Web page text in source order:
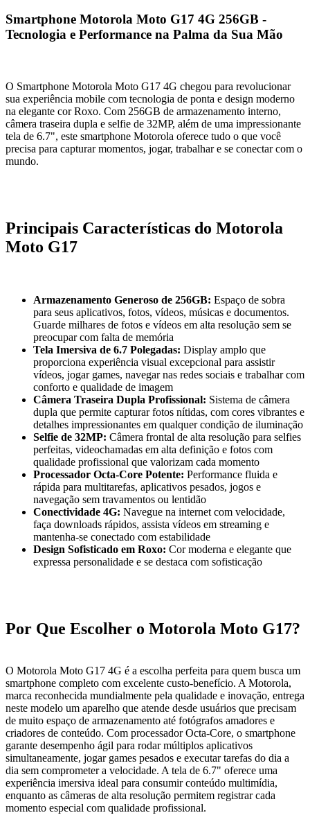
Smartphone Motorola Moto G17 4G 256GB -
Tecnologia e Performance na Palma da Sua Mão
O Smartphone Motorola Moto G17 4G chegou para revolucionar
sua experiência mobile com tecnologia de ponta e design moderno
na elegante cor Roxo. Com 256GB de armazenamento interno,
câmera traseira dupla e selfie de 32MP, além de uma impressionante
tela de 6.7", este smartphone Motorola oferece tudo o que você
precisa para capturar momentos, jogar, trabalhar e se conectar com o
mundo.
Principais Características do Motorola
Moto G17
Armazenamento Generoso de 256GB: Espaço de sobra
para seus aplicativos, fotos, vídeos, músicas e documentos.
Guarde milhares de fotos e vídeos em alta resolução sem se
preocupar com falta de memória
Tela Imersiva de 6.7 Polegadas: Display amplo que
proporciona experiência visual excepcional para assistir
vídeos, jogar games, navegar nas redes sociais e trabalhar com
conforto e qualidade de imagem
Câmera Traseira Dupla Profissional: Sistema de câmera
dupla que permite capturar fotos nítidas, com cores vibrantes e
detalhes impressionantes em qualquer condição de iluminação
Selfie de 32MP: Câmera frontal de alta resolução para selfies
perfeitas, videochamadas em alta definição e fotos com
qualidade profissional que valorizam cada momento
Processador Octa-Core Potente: Performance fluida e
rápida para multitarefas, aplicativos pesados, jogos e
navegação sem travamentos ou lentidão
Conectividade 4G: Navegue na internet com velocidade,
faça downloads rápidos, assista vídeos em streaming e
mantenha-se conectado com estabilidade
Design Sofisticado em Roxo: Cor moderna e elegante que
expressa personalidade e se destaca com sofisticação
Por Que Escolher o Motorola Moto G17?
O Motorola Moto G17 4G é a escolha perfeita para quem busca um
smartphone completo com excelente custo-benefício. A Motorola,
marca reconhecida mundialmente pela qualidade e inovação, entrega
neste modelo um aparelho que atende desde usuários que precisam
de muito espaço de armazenamento até fotógrafos amadores e
criadores de conteúdo. Com processador Octa-Core, o smartphone
garante desempenho ágil para rodar múltiplos aplicativos
simultaneamente, jogar games pesados e executar tarefas do dia a
dia sem comprometer a velocidade. A tela de 6.7" oferece uma
experiência imersiva ideal para consumir conteúdo multimídia,
enquanto as câmeras de alta resolução permitem registrar cada
momento especial com qualidade profissional.